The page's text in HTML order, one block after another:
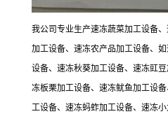
我公司专业生产速冻蔬菜加工设备
加工设备、速冻农产品加工设备、
设备、速冻秋葵加工设备、速冻豇
冻板栗加工设备、速冻鱿鱼加工设
工设备、速冻蚂蚱加工设备、速冻